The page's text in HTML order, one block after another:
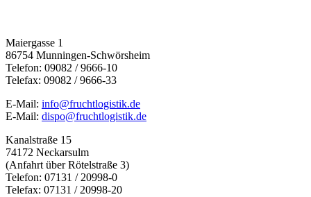
Maiergasse 1
86754 Munningen-Schwörsheim
Telefon: 09082 / 9666-10
Telefax: 09082 / 9666-33
E-Mail: info@fruchtlogistik.de
E-Mail: dispo@fruchtlogistik.de
Kanalstraße 15
74172 Neckarsulm
(Anfahrt über Rötelstraße 3)
Telefon: 07131 / 20998-0
Telefax: 07131 / 20998-20